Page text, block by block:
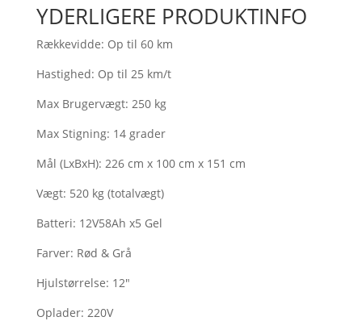
YDERLIGERE PRODUKTINFO
Rækkevidde: Op til 60 km
Hastighed: Op til 25 km/t
Max Brugervægt: 250 kg
Max Stigning: 14 grader
Mål (LxBxH): 226 cm x 100 cm x 151 cm
Vægt: 520 kg (totalvægt)
Batteri: 12V58Ah x5 Gel
Farver: Rød & Grå
Hjulstørrelse: 12"
Oplader: 220V